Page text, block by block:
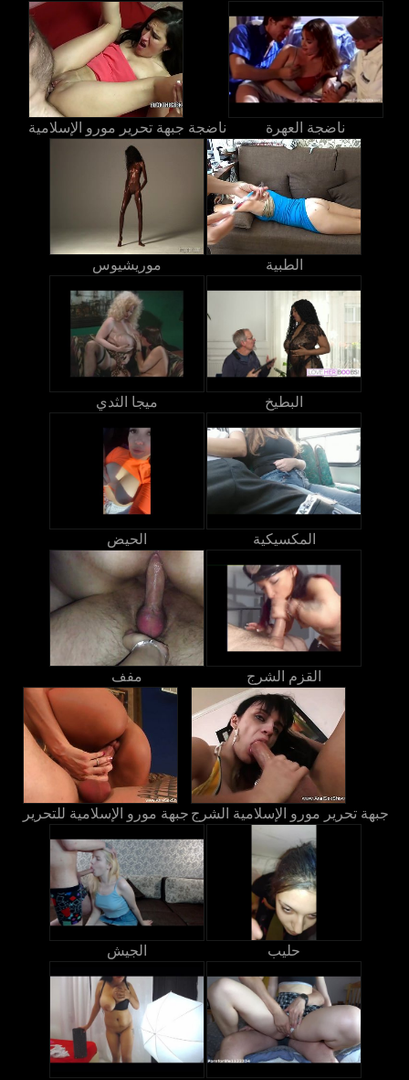
ناضجة جبهة تحرير مورو الإسلامية ناضجة العهرة
موريشيوس الطبية
ميجا الثدي البطيخ
الحيض المكسيكية
مفف القزم الشرج
جبهة مورو الإسلامية للتحرير جبهة تحرير مورو الإسلامية الشرج
الجيش حليب